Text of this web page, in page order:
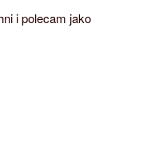
i polecam jako